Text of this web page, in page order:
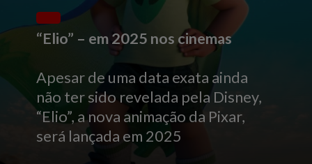
“Elio” – em 2025 nos cinemas
Apesar de uma data exata ainda
não ter sido revelada pela Disney,
“Elio”, a nova animação da Pixar,
será lançada em 2025